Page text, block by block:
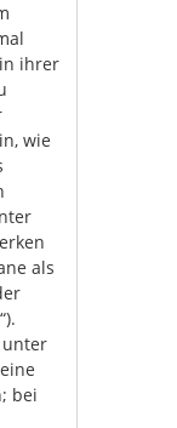
ihrer
wie
als
unter
bei